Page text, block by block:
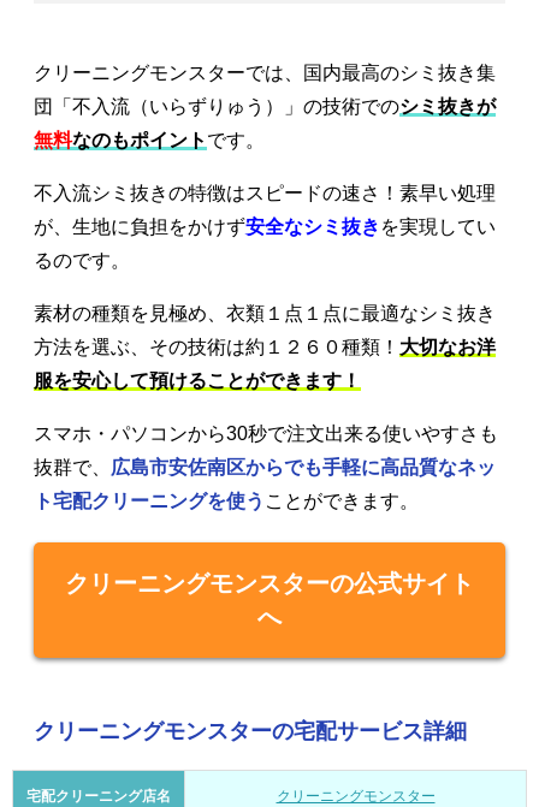
クリーニングモンスターでは、国内最高のシミ抜き集
団「不入流（いらずりゅう）」の技術でのシミ抜きが
無料なのもポイント です。
不入流シミ抜きの特徴はスピードの速さ！素早い処理
が、生地に負担をかけず安全なシミ抜き を実現してい
るのです。
素材の種類を見極め、衣類１点１点に最適なシミ抜き
方法を選ぶ、その技術は約１２６０種類！ 大切なお洋
服を安心して預けることができます！
スマホ・パソコンから30秒で注文出来る使いやすさも
抜群で、 広島市安佐南区からでも手軽に高品質なネッ
ト宅配クリーニングを使う ことができます。
クリーニングモンスターの公式サイト
へ
クリーニングモンスターの宅配サービス詳細
宅配クリーニング店名 クリーニングモンスター